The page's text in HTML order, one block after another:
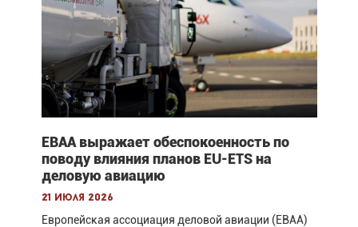
EBAA выражает обеспокоенность по
поводу влияния планов EU-ETS на
деловую авиацию
21 июля 2026
Европейская ассоциация деловой авиации (EBAA)